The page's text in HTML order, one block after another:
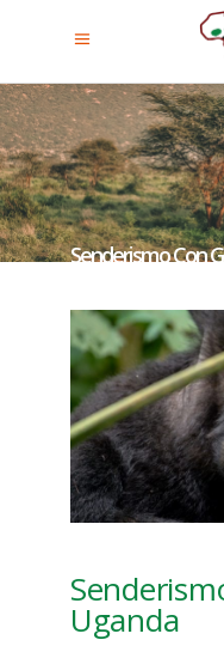
Senderismo Con
Uganda
Uganda